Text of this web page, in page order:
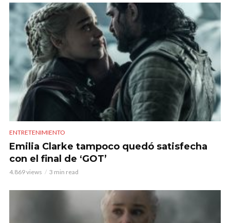
ENTRETENIMIENTO
Emilia Clarke tampoco quedó satisfecha
con el final de ‘GOT’
4.869 views 3 min read